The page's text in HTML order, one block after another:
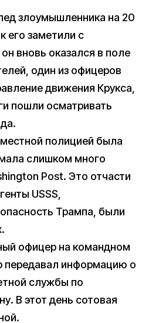
злоумышленника на 20
его заметили с
вновь оказался в поле
один из офицеров
движения Крукса,
пошли осматривать
полицией была
слишком много
Post. Это отчасти
USSS,
Трампа, были
офицер на командном
передавал информацию о
службы по
В этот день сотовая